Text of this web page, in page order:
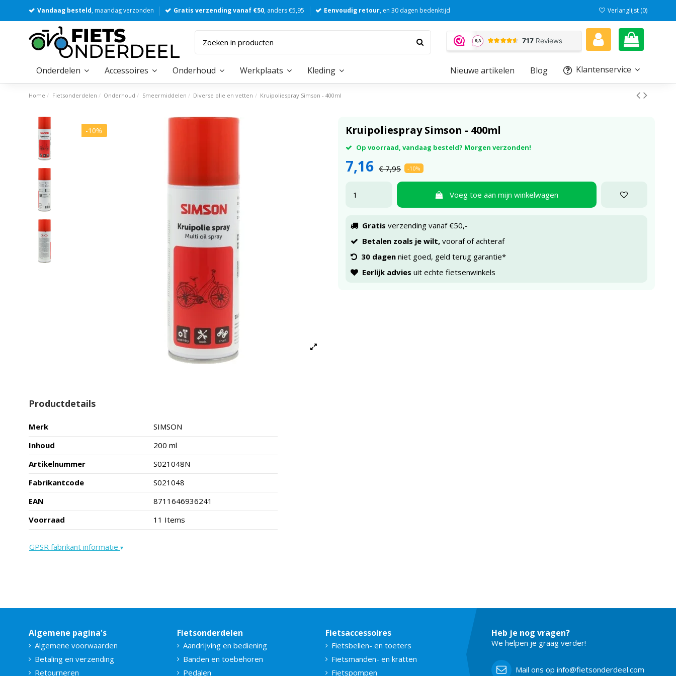
Vandaag besteld, maandag verzonden Gratis verzending vanaf €50, anders €5,95 Eenvoudig retour, en 30 dagen bedenktijd Verlanglijst (0)
Onderdelen Accessoires Onderhoud Werkplaats Kleding Klantenservice
Blog
Nieuwe artikelen
Home Fietsonderdelen Onderhoud Smeermiddelen Diverse olie en vetten Kruipoliespray Simson - 400ml
-10% Kruipoliespray Simson - 400ml
Op voorraad, vandaag besteld? Morgen verzonden!
7,16 € 7,95 -10%
Voeg toe aan mijn winkelwagen
Gratis verzending vanaf €50,-
Betalen zoals je wilt,vooraf of achteraf
30 dagenniet goed, geld terug garantie*
Eerlijk advies uit echte fietsenwinkels
Productdetails
Merk
SIMSON
Inhoud
200 ml
Artikelnummer
S021048N
Fabrikantcode
S021048
EAN
8711646936241
Voorraad
11 Items
GPSR fabrikant informatie ▾
Algemene pagina's
Algemene voorwaarden
Betaling en verzending
Retourneren
Fietsonderdelen
Aandrijving en bediening
Banden en toebehoren
Pedalen
Fietsaccessoires
Fietsbellen- en toeters
Fietsmanden- en kratten
Fietspompen
Heb je nog vragen?
We helpen je graag verder!
Mail ons op info@fietsonderdeel.com